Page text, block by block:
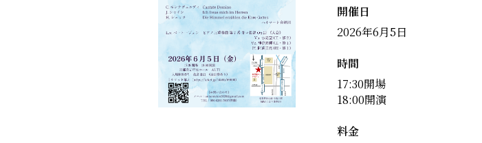
開催日
2026年6月5日
時間
17:30開場
18:00開演
料金